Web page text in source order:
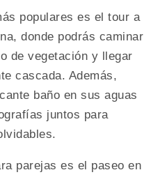
populares es el tour a
donde podrás caminar
de vegetación y llegar
cascada. Además,
baño en sus aguas
juntos para
parejas es el paseo en